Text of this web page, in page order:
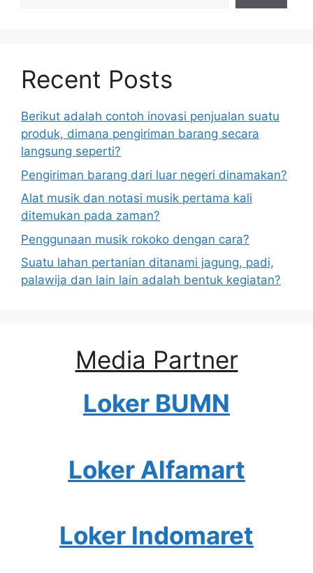
Recent Posts
Berikut adalah contoh inovasi penjualan suatu
produk, dimana pengiriman barang secara
langsung seperti?
Pengiriman barang dari luar negeri dinamakan?
Alat musik dan notasi musik pertama kali
ditemukan pada zaman?
Penggunaan musik rokoko dengan cara?
Suatu lahan pertanian ditanami jagung, padi,
palawija dan lain lain adalah bentuk kegiatan?
Media Partner
Loker BUMN
Loker Alfamart
Loker Indomaret